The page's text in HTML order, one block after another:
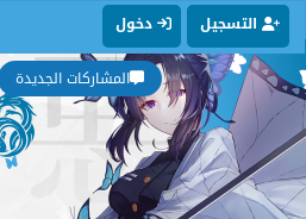
التسجيل دخول
المشاركات الجديدة